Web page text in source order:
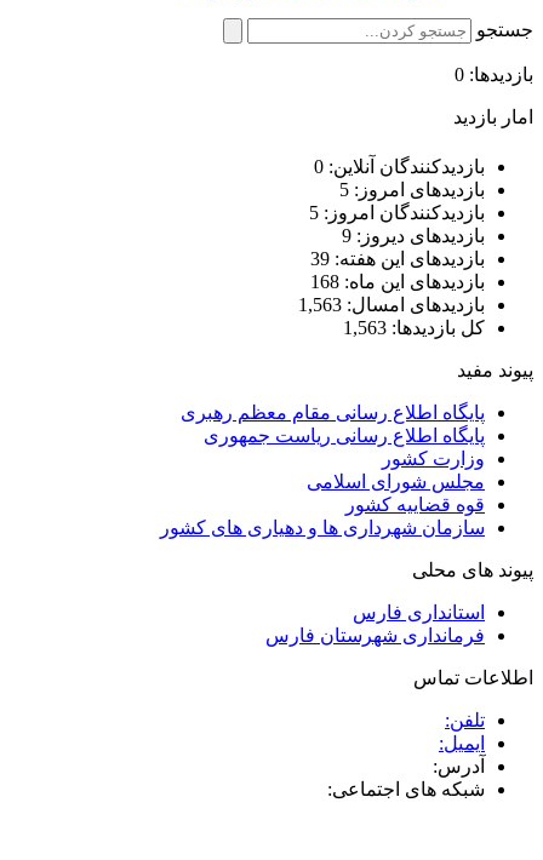
جستجو
بازدیدها: 0
امار بازدید
بازدیدکنندگان آنلاین: 0
بازدیدهای امروز: 5
بازدیدکنندگان امروز: 5
بازدیدهای دیروز: 9
بازدیدهای این هفته: 39
بازدیدهای این ماه: 168
بازدیدهای امسال: 1,563
کل بازدیدها: 1,563
پیوند مفید
پایگاه اطلاع رسانی مقام معظم رهبری
پایگاه اطلاع رسانی ریاست جمهوری
وزارت کشور
مجلس شورای اسلامی
قوه قضاییه کشور
سازمان شهرداری ها و دهیاری های کشور
پیوند های محلی
استانداری فارس
فرمانداری شهرستان فارس
اطلاعات تماس
تلفن:
ایمیل:
آدرس:
شبکه های اجتماعی: